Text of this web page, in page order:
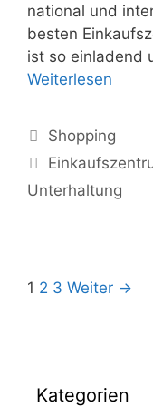
national und
besten
ist so einladend
Weiterlesen
in
–
Kategorien
Shopping
Schlagwörter
Unterhaltung
Beitrags-
1 2 3 Weiter →
Kategorien